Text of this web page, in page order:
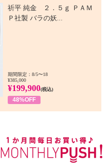
祈平 純金 ２．５ｇ ＰＡＭ
Ｐ社製 バラの妖...
期間限定：8/5〜18
¥385,000
¥199,900(税込)
48%OFF